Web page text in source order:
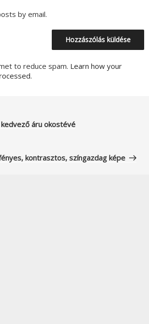
by email.
to reduce spam. Learn how your
áru okostévé
kontrasztos, színgazdag képe